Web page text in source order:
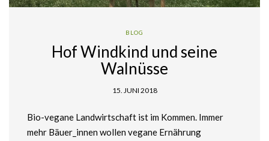
BLOG
Hof Windkind und seine
Walnüsse
15. JUNI 2018
Bio-vegane Landwirtschaft ist im Kommen. Immer
mehr Bäuer_innen wollen vegane Ernährung